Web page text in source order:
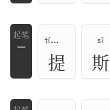
一
tí、dī、dǐ
提
sī
斯